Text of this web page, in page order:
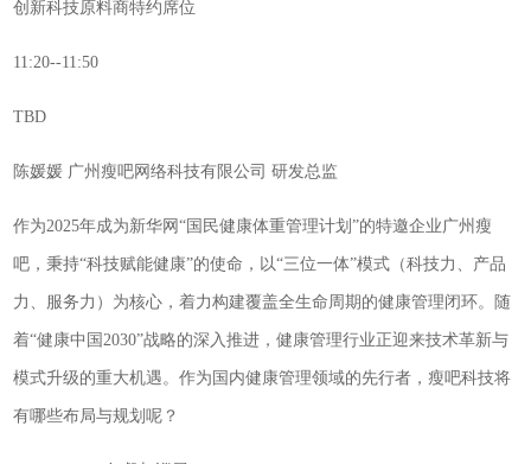
创新科技原料商特约席位
11:20--11:50
TBD
陈媛媛 广州瘦吧网络科技有限公司 研发总监
作为2025年成为新华网“国民健康体重管理计划”的特邀企业广州瘦
吧，秉持“科技赋能健康”的使命，以“三位一体”模式（科技力、产品
力、服务力）为核心，着力构建覆盖全生命周期的健康管理闭环。随
着“健康中国2030”战略的深入推进，健康管理行业正迎来技术革新与
模式升级的重大机遇。作为国内健康管理领域的先行者，瘦吧科技将
有哪些布局与规划呢？